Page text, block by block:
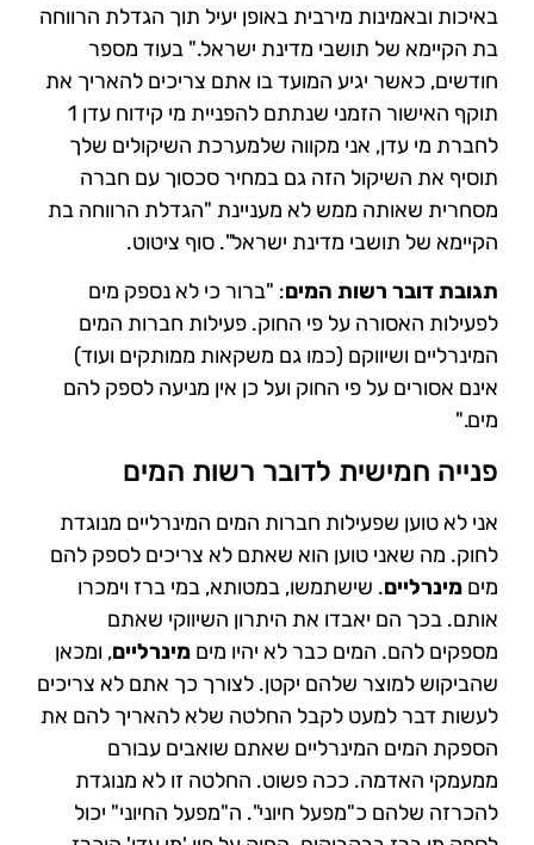
באיכות ובאמינות מירבית באופן יעיל תוך הגדלת הרווחה
בת הקיימא של תושבי מדינת ישראל." בעוד מספר
חודשים, כאשר יגיע המועד בו אתם צריכים להאריך את
תוקף האישור הזמני שנתתם להפניית מי קידוח עדן 1
לחברת מי עדן, אני מקווה שלמערכת השיקולים שלך
תוסיף את השיקול הזה גם במחיר סכסוך עם חברה
מסחרית שאותה ממש לא מעניינת "הגדלת הרווחה בת
הקיימא של תושבי מדינת ישראל". סוף ציטוט.
תגובת דובר רשות המים: "ברור כי לא נספק מים
לפעילות האסורה על פי החוק. פעילות חברות המים
המינרליים ושיווקם (כמו גם משקאות ממותקים ועוד)
אינם אסורים על פי החוק ועל כן אין מניעה לספק להם
מים."
פנייה חמישית לדובר רשות המים
אני לא טוען שפעילות חברות המים המינרליים מנוגדת
לחוק. מה שאני טוען הוא שאתם לא צריכים לספק להם
מים מינרליים. שישתמשו, במטותא, במי ברז וימכרו
אותם. בכך הם יאבדו את היתרון השיווקי שאתם
מספקים להם. המים כבר לא יהיו מים מינרליים, ומכאן
שהביקוש למוצר שלהם יקטן. לצורך כך אתם לא צריכים
לעשות דבר למעט לקבל החלטה שלא להאריך להם את
הספקת המים המינרליים שאתם שואבים עבורם
ממעמקי האדמה. ככה פשוט. החלטה זו לא מנוגדת
להכרזה שלהם כ"מפעל חיוני". ה"מפעל החיוני" יכול